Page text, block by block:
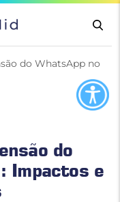
do WhatsApp no
do
Impactos e